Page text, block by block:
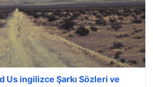
Us ingilizce Şarkı Sözleri ve